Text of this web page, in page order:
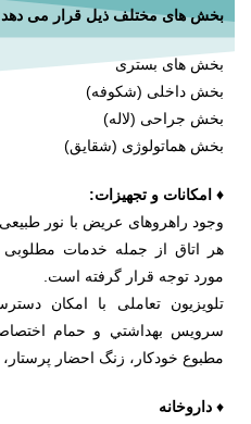
بخش های مختلف ذیل قرار می
بخش های بستری
بخش داخلی (شکوفه)
بخش جراحی (لاله)
بخش هماتولوژی (شقایق)
♦ امکانات و تجهیزات:
وجود راهروهای عریض با نور
هر اتاق از جمله خدمات
مورد توجه قرار گرفته است.
تلویزیون تعاملی با امكان
سرويس بهداشتي و حمام
مطبوع خودکار، زنگ احضار
♦ داروخانه